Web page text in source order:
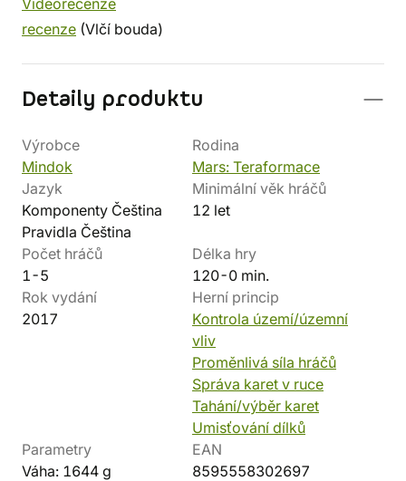
Videorecenze
recenze (Vlčí bouda)
Detaily produktu
Výrobce
Mindok
Rodina
Mars: Teraformace
Jazyk
Komponenty Čeština
Pravidla Čeština
Minimální věk hráčů
12 let
Počet hráčů
1-5
Délka hry
120-0 min.
Rok vydání
2017
Herní princip
Kontrola území/územní
vliv
Proměnlivá síla hráčů
Správa karet v ruce
Tahání/výběr karet
Umisťování dílků
Parametry
Váha: 1644 g
EAN
8595558302697